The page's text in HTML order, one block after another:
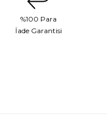
%100 Para
İade Garantisi